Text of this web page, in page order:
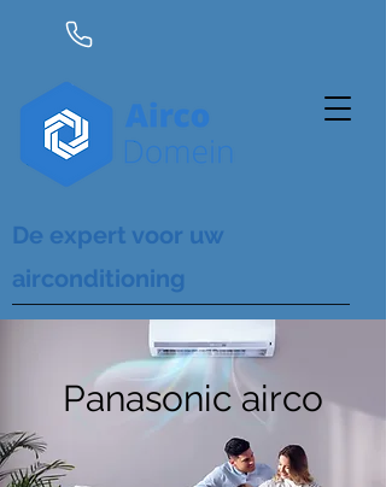
De expert voor uw
airconditioning
Panasonic airco